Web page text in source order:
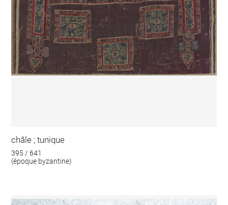
châle ; tunique
395 / 641
(époque byzantine)